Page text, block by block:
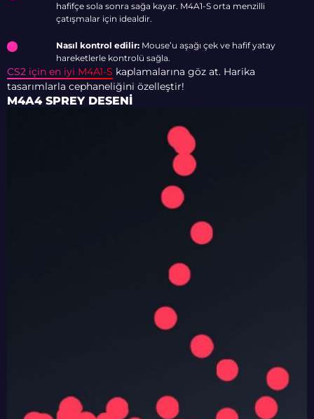
hafifçe sola sonra sağa kayar. M4A1-S orta menzilli
çatışmalar için idealdir.
Nasıl kontrol edilir: Mouse’u aşağı çek ve hafif yatay
hareketlerle kontrolü sağla.
CS2 için en iyi M4A1-S kaplamalarına göz at. Harika
tasarımlarla cephaneliğini özelleştir!
M4A4 SPREY DESENI